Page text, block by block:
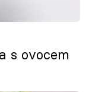
s ovocem